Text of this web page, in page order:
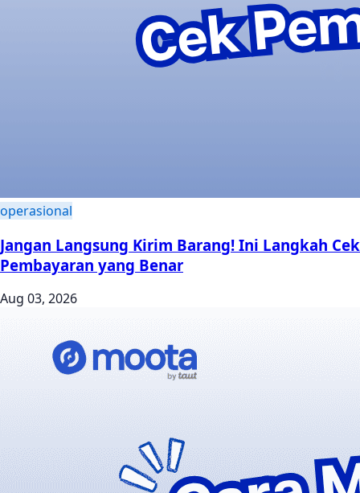
operasional
Jangan Langsung Kirim Barang! Ini Langkah Cek
Pembayaran yang Benar
Aug 03, 2026